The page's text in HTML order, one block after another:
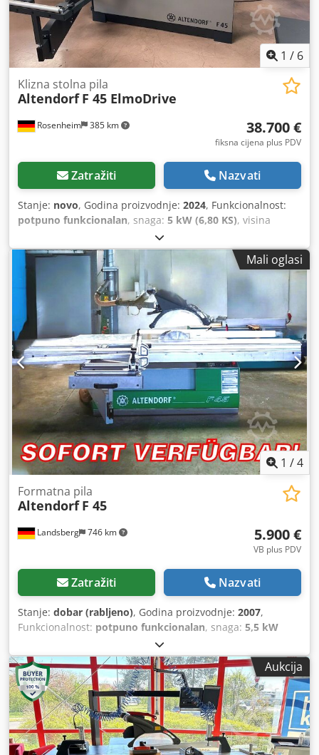
1 / 6
Rosenheim 385 km
Klizna stolna pila
Altendorf F 45 ElmoDrive
38.700 €
fiksna cijena plus PDV
Zatražiti Nazvati
Stanje: novo, Godina proizvodnje: 2024, Funkcionalnost:
potpuno funkcionalan, snaga: 5 kW (6,80 KS), visina
, širina rezanja (maks.):
promjer lista pile:550 mm, duljina rezanja (maks.):3.200
mm
, širina reza na paralelnom vodilu: 1.300 mm, duljina
kliznog stola:
3.200 mm, Izložbeni stroj F 45 Elmo Drive -
Pomicanje +/- 45° - Visina rezanja 200 mm - Priprema
zapisničara br. M24038 Dedpfx Adeuh R R Es Seck -
Dvostruka kolica s 3200 mm - Kutna kutna ograda 3200 mm
Digit L - CNC paralelni graničnik 1300 mm - Duplex mitra
1350 mm ručno - Držač šablona - On-off prekidač na
dvostrukim kolicima - Prednji potporni valjak
Mali oglasi
1 /4
Landsberg 746 km
Formatna pila
Altendorf F 45
5.900 €
VB plus PDV
Zatražiti Nazvati
Stanje: dobar (rabljeno), Godina proizvodnje: 2007,
Funkcionalnost: potpuno funkcionalan, snaga: 5,5 kW
, širina rezanja (maks.):
pile:550 mm, podešavanje nagiba lista pile:45 °, Oprema:
CE oznaka, dokumentacija / priručnik, zaštita pile
,
Upravljanje putem zaslona; paralelni graničnik; mogućnost
pohrane 20 programa; dvostruka klizna kolica duljine 3000
mm; širina reza 1000 mm; visina reza 200 mm; produžetak
stola 840 mm; moguće tri brzine vrtnje: 3, 4, 5 okr/min.
Dsdpfx Aey Nyuasd Sjck
Aukcija